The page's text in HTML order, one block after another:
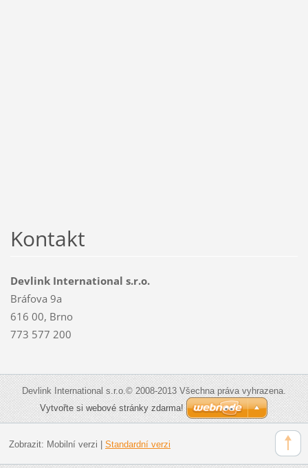
Kontakt
Devlink International s.r.o.
Bráfova 9a
616 00, Brno
773 577 200
Devlink International s.r.o.© 2008-2013 Všechna práva vyhrazena.
Vytvořte si webové stránky zdarma!
Zobrazit: Mobilní verzi Standardní verzi